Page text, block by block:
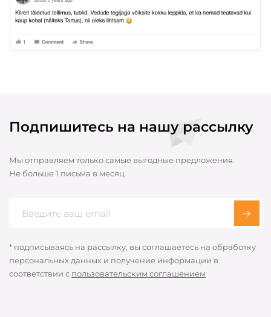
Подпишитесь на нашу рассылку
Мы отправляем только самые выгодные предложения.
Не больше 1 письма в месяц
* подписываясь на рассылку, вы соглашаетесь на обработку
персональных данных и получение информации в
соответствии с пользовательским соглашением